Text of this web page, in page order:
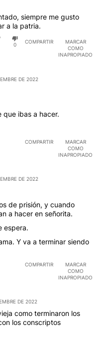
siempre me gusto
a la patria.
0
COMPARTIR
MARCAR
COMO
INAPROPIADO
DE 2022
que ibas a hacer.
COMPARTIR
MARCAR
COMO
INAPROPIADO
DE 2022
de prisión, y cuando
a hacer en señorita.
espera.
Y va a terminar siendo
COMPARTIR
MARCAR
COMO
INAPROPIADO
DE 2022
como terminaron los
los conscriptos